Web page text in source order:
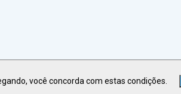
você concorda com estas condições.